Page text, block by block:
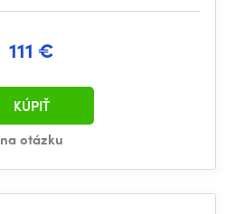
111 €
na otázku
KÚPIŤ